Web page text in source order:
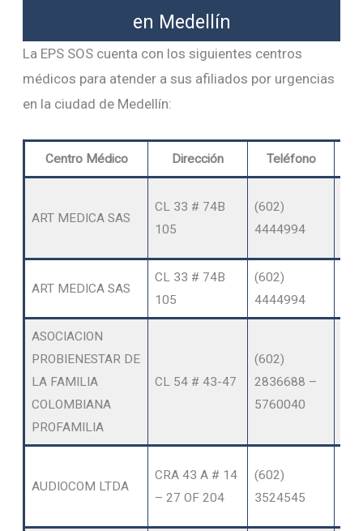
en Medellín
La EPS SOS cuenta con los siguientes centros
médicos para atender a sus afiliados por urgencias
en la ciudad de Medellín:
Centro Médico Dirección Teléfono
ART MEDICA SAS
CL 33 # 74B
105
(602)
4444994
ART MEDICA SAS
CL 33 # 74B
105
(602)
4444994
ASOCIACION
PROBIENESTAR DE
LA FAMILIA
COLOMBIANA
PROFAMILIA
CL 54 # 43-47
(602)
2836688 –
5760040
AUDIOCOM LTDA
CRA 43 A # 14
– 27 OF 204
(602)
3524545